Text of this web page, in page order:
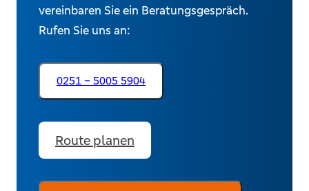
vereinbaren Sie ein Beratungsgespräch.
Rufen Sie uns an:
0251 – 5005 5904
Route planen